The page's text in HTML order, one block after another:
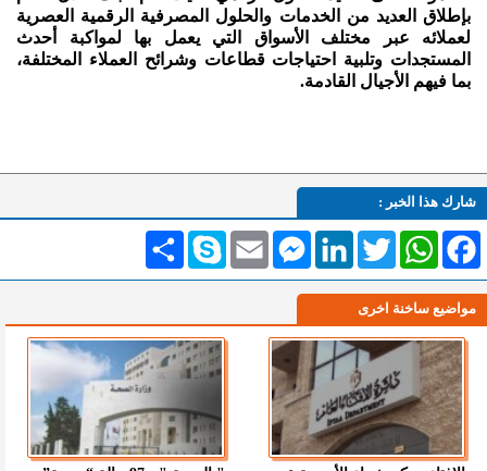
بإطلاق العديد من الخدمات والحلول المصرفية الرقمية العصرية
لعملائه عبر مختلف الأسواق التي يعمل بها لمواكبة أحدث
المستجدات وتلبية احتياجات قطاعات وشرائح العملاء المختلفة،
بما فيهم الأجيال القادمة.
شارك هذا الخبر :
انشر Skype Email
MessengerLinkedInTwitterWhatsAppFacebook
مواضيع ساخنة اخرى